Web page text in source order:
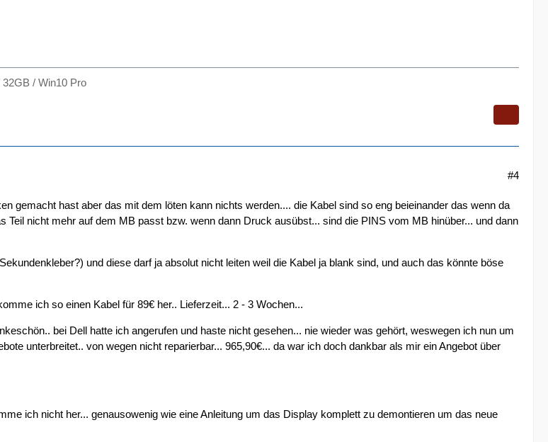
/ Win10 Pro
#4
gemacht hast aber das mit dem löten kann nichts werden.... die Kabel sind so eng beieinander das wenn da
Teil nicht mehr auf dem MB passt bzw. wenn dann Druck ausübst... sind die PINS vom MB hinüber... und dann
und diese darf ja absolut nicht leiten weil die Kabel ja blank sind, und auch das könnte böse
ich so einen Kabel für 89€ her.. Lieferzeit... 2 - 3 Wochen...
bei Dell hatte ich angerufen und haste nicht gesehen... nie wieder was gehört, weswegen ich nun um
unterbreitet.. von wegen nicht reparierbar... 965,90€... da war ich doch dankbar als mir ein Angebot über
ich nicht her... genausowenig wie eine Anleitung um das Display komplett zu demontieren um das neue